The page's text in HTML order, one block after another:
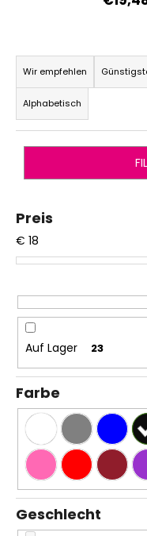
P
o
d
u
o
r
t
e
r
u
n
g
Wir empfehlen
Alphabetisch
Preis
€ 18
Auf Lager 23
Farbe
Geschlecht
W
r
e
m
p
e
l
e
n
MITWACHSHOSE
-
DENIM
MUSTER
€27,08